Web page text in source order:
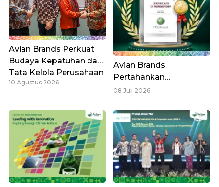
Avian Brands Perkuat
Budaya Kepatuhan dan
Tata Kelola Perusahaan
melalui Program
10 Agustus 2026
Avian Brands
Pertahankan
Pengakuan FTSE
Global dengan Kinerja
ESG di Atas Rata-Rata
Industri
08 Juli 2026